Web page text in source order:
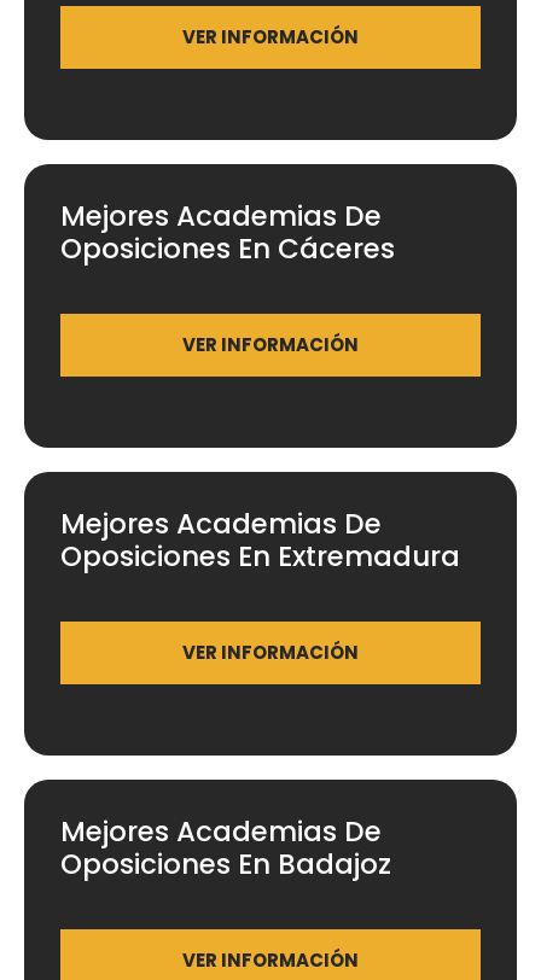
VER INFORMACIÓN
Mejores Academias De
Oposiciones En Cáceres
VER INFORMACIÓN
Mejores Academias De
Oposiciones En Extremadura
VER INFORMACIÓN
Mejores Academias De
Oposiciones En Badajoz
VER INFORMACIÓN